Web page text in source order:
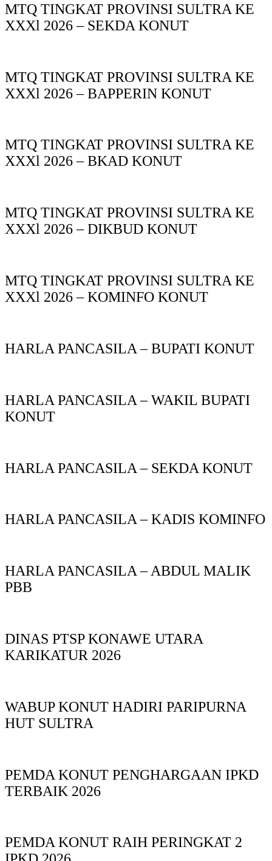
MTQ TINGKAT PROVINSI SULTRA KE
XXXl 2026 – SEKDA KONUT
MTQ TINGKAT PROVINSI SULTRA KE
XXXl 2026 – BAPPERIN KONUT
MTQ TINGKAT PROVINSI SULTRA KE
XXXl 2026 – BKAD KONUT
MTQ TINGKAT PROVINSI SULTRA KE
XXXl 2026 – DIKBUD KONUT
MTQ TINGKAT PROVINSI SULTRA KE
XXXl 2026 – KOMINFO KONUT
HARLA PANCASILA – BUPATI KONUT
HARLA PANCASILA – WAKIL BUPATI
KONUT
HARLA PANCASILA – SEKDA KONUT
HARLA PANCASILA – KADIS KOMINFO
HARLA PANCASILA – ABDUL MALIK
PBB
DINAS PTSP KONAWE UTARA
KARIKATUR 2026
WABUP KONUT HADIRI PARIPURNA
HUT SULTRA
PEMDA KONUT PENGHARGAAN IPKD
TERBAIK 2026
PEMDA KONUT RAIH PERINGKAT 2